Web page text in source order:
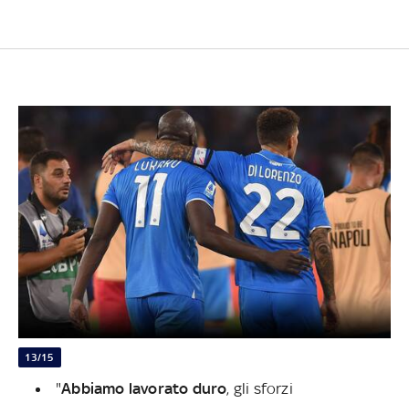
13/15
"Abbiamo lavorato duro, gli sforzi